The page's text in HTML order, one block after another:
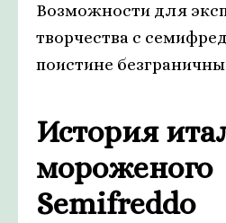
Возможности для
творчества с
поистине
История
мороженого
Semifreddo